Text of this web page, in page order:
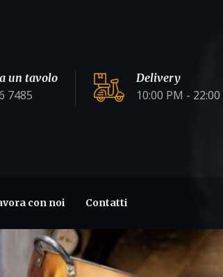
un tavolo
7485
Delivery
10:00 PM - 22:00
con noi Contatti